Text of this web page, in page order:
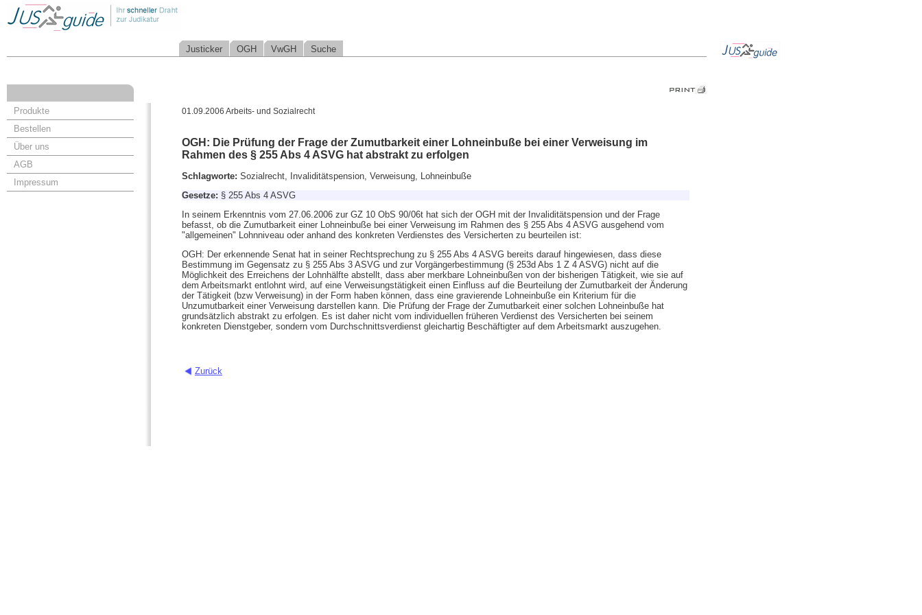
Justicker OGH VwGH Suche
Produkte
Bestellen
Über uns
AGB
Impressum
01.09.2006 Arbeits- und Sozialrecht
OGH: Die Prüfung der Frage der Zumutbarkeit einer Lohneinbuße bei einer Verweisung im
Rahmen des § 255 Abs 4 ASVG hat abstrakt zu erfolgen
Schlagworte: Sozialrecht, Invaliditätspension, Verweisung, Lohneinbuße
Gesetze: § 255 Abs 4 ASVG
In seinem Erkenntnis vom 27.06.2006 zur GZ 10 ObS 90/06t hat sich der OGH mit der Invaliditätspension und der Frage
befasst, ob die Zumutbarkeit einer Lohneinbuße bei einer Verweisung im Rahmen des § 255 Abs 4 ASVG ausgehend vom
"allgemeinen" Lohnniveau oder anhand des konkreten Verdienstes des Versicherten zu beurteilen ist:
OGH: Der erkennende Senat hat in seiner Rechtsprechung zu § 255 Abs 4 ASVG bereits darauf hingewiesen, dass diese
Bestimmung im Gegensatz zu § 255 Abs 3 ASVG und zur Vorgängerbestimmung (§ 253d Abs 1 Z 4 ASVG) nicht auf die
Möglichkeit des Erreichens der Lohnhälfte abstellt, dass aber merkbare Lohneinbußen von der bisherigen Tätigkeit, wie sie auf
dem Arbeitsmarkt entlohnt wird, auf eine Verweisungstätigkeit einen Einfluss auf die Beurteilung der Zumutbarkeit der Änderung
der Tätigkeit (bzw Verweisung) in der Form haben können, dass eine gravierende Lohneinbuße ein Kriterium für die
Unzumutbarkeit einer Verweisung darstellen kann. Die Prüfung der Frage der Zumutbarkeit einer solchen Lohneinbuße hat
grundsätzlich abstrakt zu erfolgen. Es ist daher nicht vom individuellen früheren Verdienst des Versicherten bei seinem
konkreten Dienstgeber, sondern vom Durchschnittsverdienst gleichartig Beschäftigter auf dem Arbeitsmarkt auszugehen.
Zurück